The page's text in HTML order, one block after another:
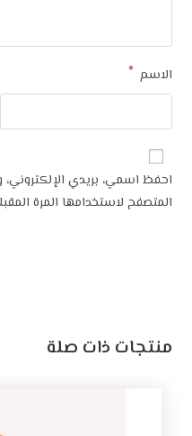
الاسم *
احفظ اسمي، بريدي الإلكتروني،
المتصفح لاستخدامها المرة
منتجات ذات صلة